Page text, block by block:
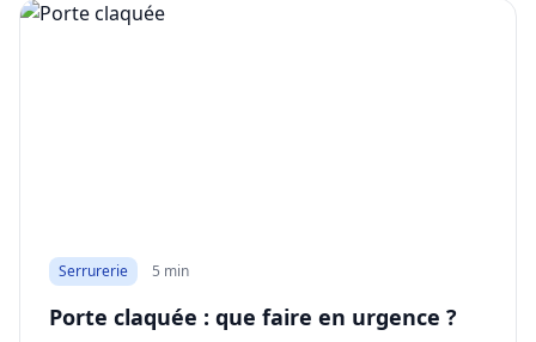
Serrurerie 5 min
Porte claquée : que faire en urgence ?